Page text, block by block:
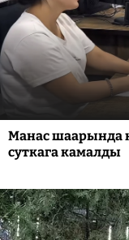
Манас шаарында
суткага камалды